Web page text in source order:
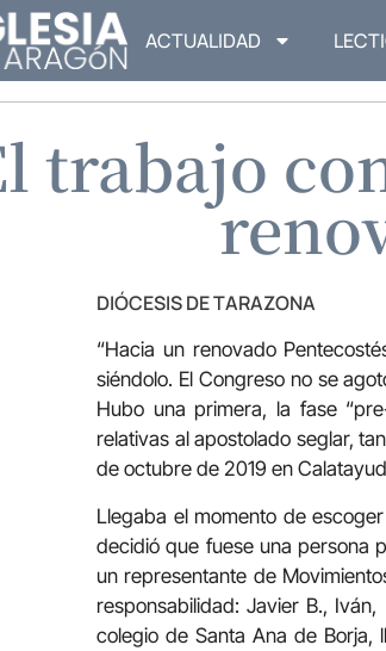
ACTUALIDAD
trabajo
DIÓCESIS DE TARAZONA
“Hacia un renovado
siéndolo. El Congreso no se
Hubo una primera, la fase
relativas al apostolado seglar,
de octubre de 2019 en
Llegaba el momento de
decidió que fuese una persona
un representante de
responsabilidad: Javier B.,
colegio de Santa Ana de